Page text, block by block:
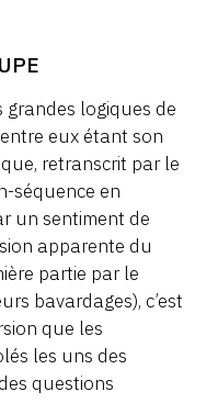
grandes logiques de
eux étant son
retranscrit par le
séquence en
un sentiment de
apparente du
partie par le
bavardages), c’est
que les
les uns des
questions